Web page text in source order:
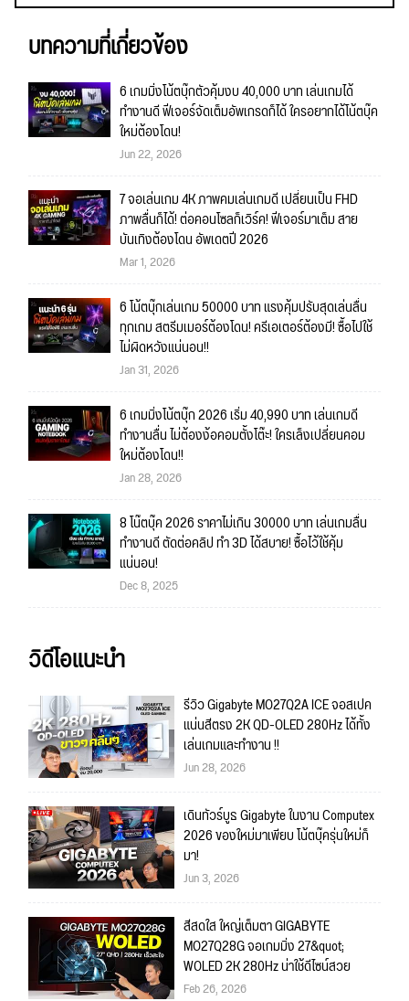
บทความที่เกี่ยวข้อง
6 เกมมิ่งโน้ตบุ๊กตัวคุ้มงบ 40,000 บาท เล่นเกมได้
ทำงานดี ฟีเจอร์จัดเต็มอัพเกรดก็ได้ ใครอยากได้โน้ตบุ๊ค
ใหม่ต้องโดน!
Jun 22, 2026
7 จอเล่นเกม 4K ภาพคมเล่นเกมดี เปลี่ยนเป็น FHD
ภาพลื่นก็ได้! ต่อคอนโซลก็เวิร์ค! ฟีเจอร์มาเต็ม สาย
บันเทิงต้องโดน อัพเดตปี 2026
Mar 1, 2026
6 โน้ตบุ๊กเล่นเกม 50000 บาท แรงคุ้มปรับสุดเล่นลื่น
ทุกเกม สตรีมเมอร์ต้องโดน! ครีเอเตอร์ต้องมี! ซื้อไปใช้
ไม่ผิดหวังแน่นอน!!
Jan 31, 2026
6 เกมมิ่งโน้ตบุ๊ก 2026 เริ่ม 40,990 บาท เล่นเกมดี
ทำงานลื่น ไม่ต้องง้อคอมตั้งโต๊ะ! ใครเล็งเปลี่ยนคอม
ใหม่ต้องโดน!!
Jan 28, 2026
8 โน๊ตบุ๊ค 2026 ราคาไม่เกิน 30000 บาท เล่นเกมลื่น
ทำงานดี ตัดต่อคลิป ทำ 3D ได้สบาย! ซื้อไว้ใช้คุ้ม
แน่นอน!
Dec 8, 2025
วิดีโอแนะนำ
รีวิว Gigabyte MO27Q2A ICE จอสเปค
แน่นสีตรง 2K QD-OLED 280Hz ได้ทั้ง
เล่นเกมและทำงาน !!
Jun 28, 2026
เดินทัวร์บูธ Gigabyte ในงาน Computex
2026 ของใหม่มาเพียบ โน้ตบุ๊ครุ่นใหม่ก็
มา!
Jun 3, 2026
สีสดใส ใหญ่เต็มตา GIGABYTE
MO27Q28G จอเกมมิ่ง 27&quot;
WOLED 2K 280Hz น่าใช้ดีไซน์สวย
Feb 26, 2026